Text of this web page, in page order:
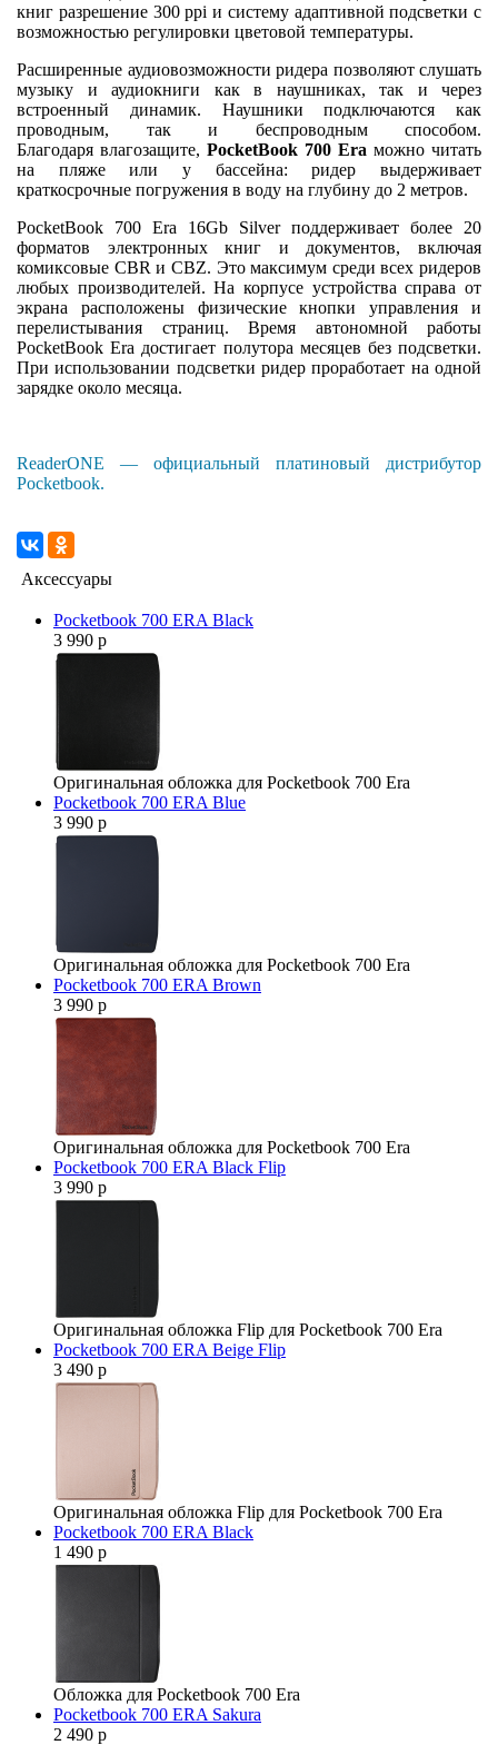
книг разрешение 300 ppi и систему адаптивной подсветки с
возможностью регулировки цветовой температуры.
Расширенные аудиовозможности ридера позволяют слушать
музыку и аудиокниги как в наушниках, так и через
встроенный динамик. Наушники подключаются как
проводным, так и беспроводным способом.
Благодаря влагозащите, PocketBook 700 Era можно читать
на пляже или у бассейна: ридер выдерживает
краткосрочные погружения в воду на глубину до 2 метров.
PocketBook 700 Era 16Gb Silver поддерживает более 20
форматов электронных книг и документов, включая
комиксовые CBR и CBZ. Это максимум среди всех ридеров
любых производителей. На корпусе устройства справа от
экрана расположены физические кнопки управления и
перелистывания страниц. Время автономной работы
PocketBook Era достигает полутора месяцев без подсветки.
При использовании подсветки ридер проработает на одной
зарядке около месяца.
ReaderONE — официальный платиновый дистрибутор
Pocketbook.
Аксессуары
Pocketbook 700 ERA Black
3 990 р
Оригинальная обложка для Pocketbook 700 Era
Pocketbook 700 ERA Blue
3 990 р
Оригинальная обложка для Pocketbook 700 Era
Pocketbook 700 ERA Brown
3 990 р
Оригинальная обложка для Pocketbook 700 Era
Pocketbook 700 ERA Black Flip
3 990 р
Оригинальная обложка Flip для Pocketbook 700 Era
Pocketbook 700 ERA Beige Flip
3 490 р
Оригинальная обложка Flip для Pocketbook 700 Era
Pocketbook 700 ERA Black
1 490 р
Обложка для Pocketbook 700 Era
Pocketbook 700 ERA Sakura
2 490 р